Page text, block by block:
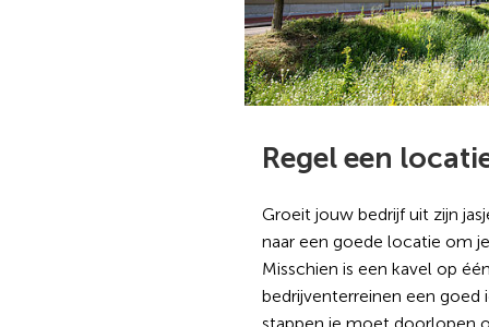
Regel een
Groeit jouw bedrijf uit zijn
naar een goede locatie om
Misschien is een kavel op
bedrijventerreinen een goed